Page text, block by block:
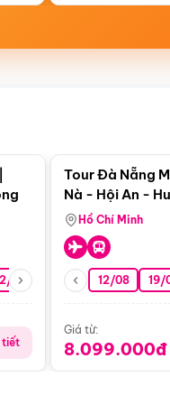
08 26/08 05/09 09/
tiết
Tour Đà Nẵng
Nà - Hội An -
Động Thiên
Hồ Chí Minh
12/08 19/
Giá từ:
8.099.000đ